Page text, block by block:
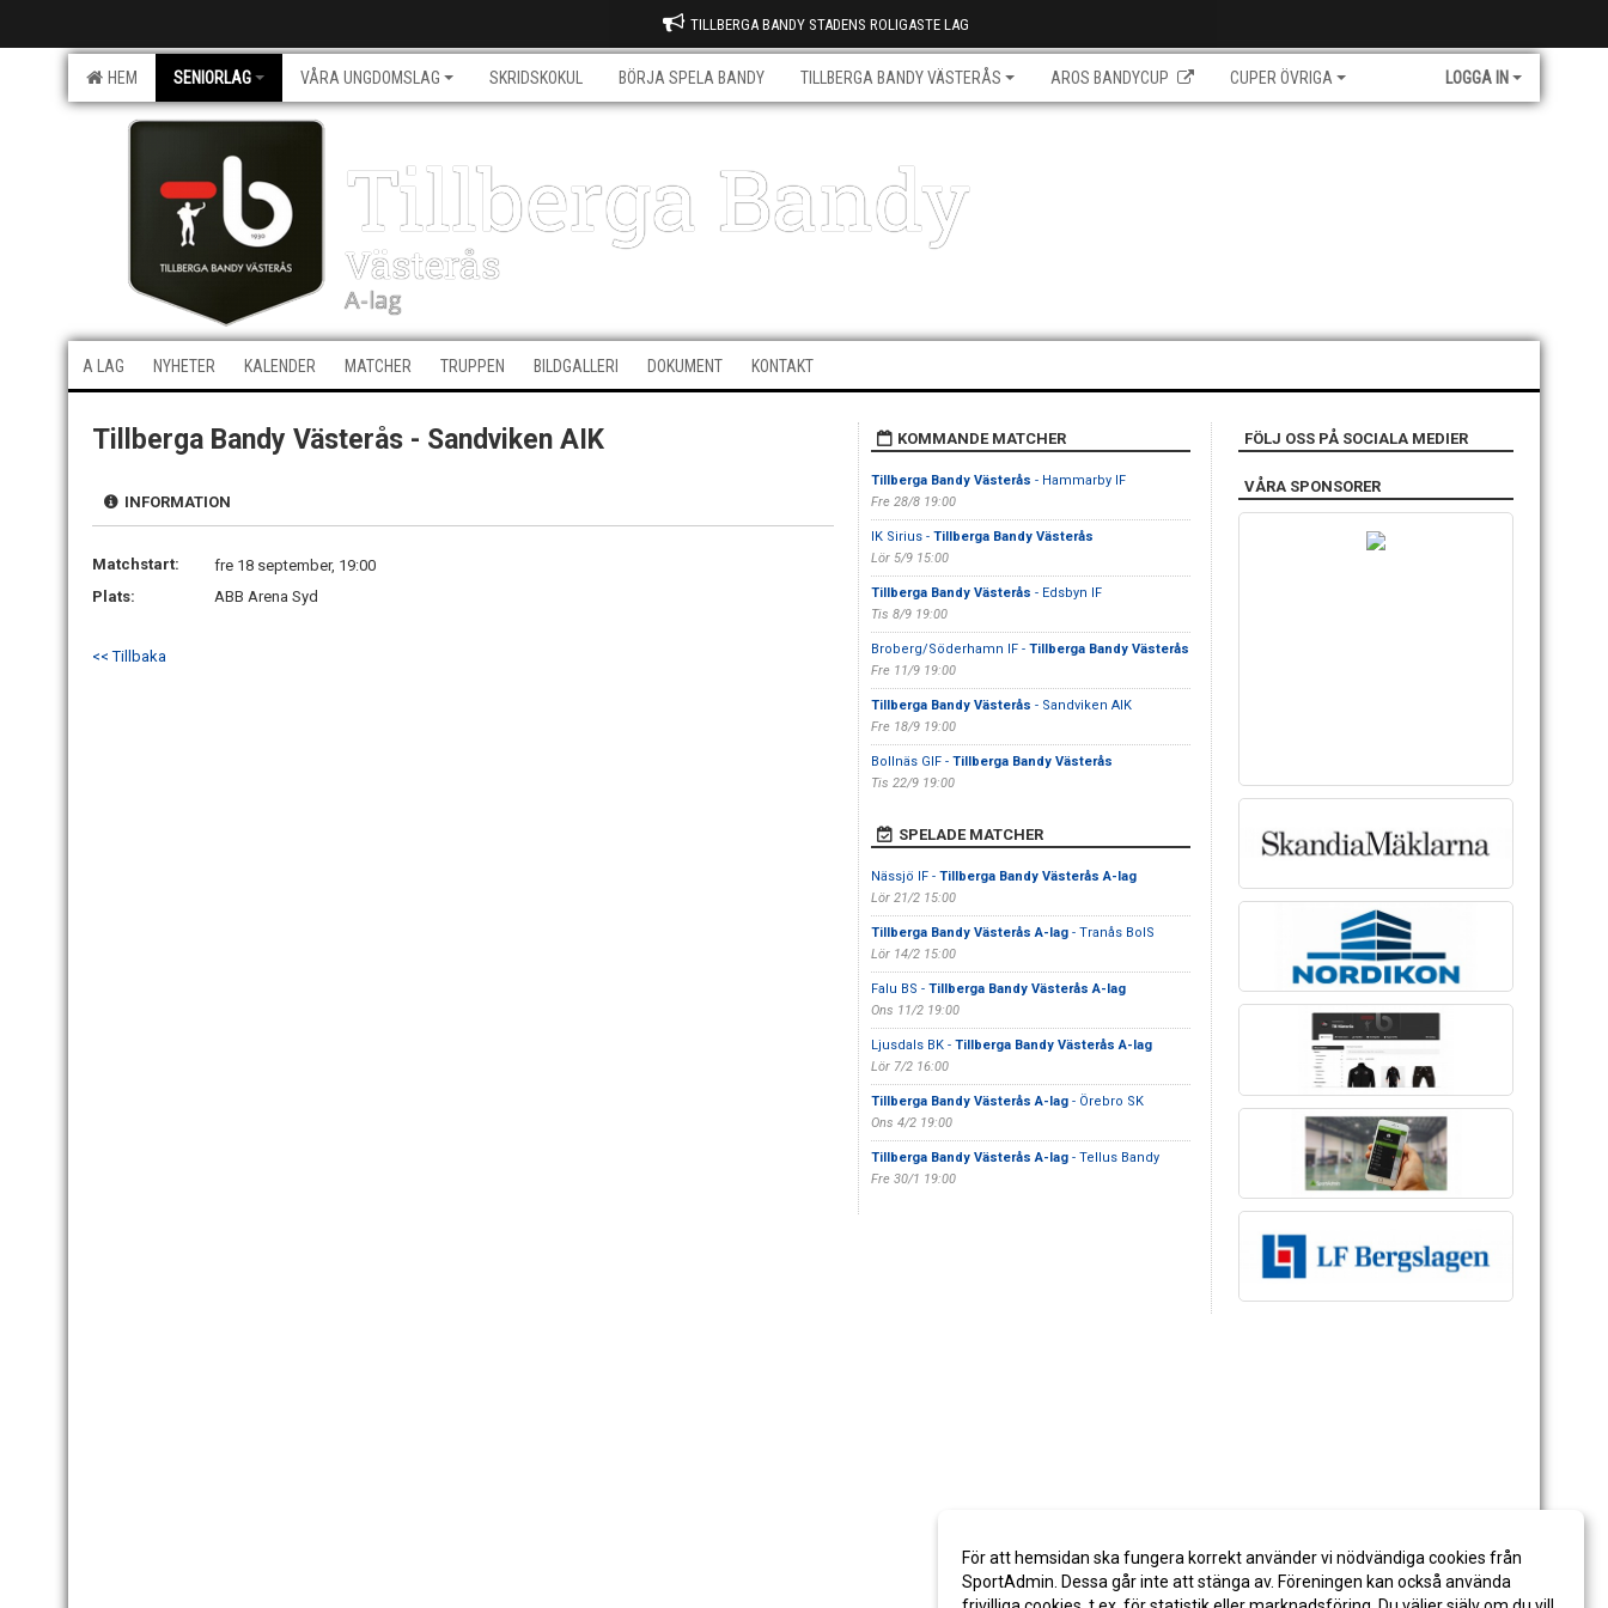
TILLBERGA BANDY STADENS ROLIGASTE LAG
HEM SENIORLAG VÅRA UNGDOMSLAG SKRIDSKOKUL BÖRJA SPELA BANDY TILLBERGA BANDY VÄSTERÅS AROS BANDYCUP CUPER ÖVRIGA LOGGA IN
Tillberga Bandy
Västerås
A-lag
A LAG NYHETER KALENDER MATCHER TRUPPEN BILDGALLERI DOKUMENT KONTAKT
Tillberga Bandy Västerås - Sandviken AIK
INFORMATION
Matchstart:
fre 18 september, 19:00
Plats:
ABB Arena Syd
<< Tillbaka
KOMMANDE MATCHER
Tillberga Bandy Västerås - Hammarby IF
Fre 28/8 19:00
IK Sirius - Tillberga Bandy Västerås
Lör 5/9 15:00
Tillberga Bandy Västerås - Edsbyn IF
Tis 8/9 19:00
Broberg/Söderhamn IF - Tillberga Bandy Västerås
Fre 11/9 19:00
Tillberga Bandy Västerås - Sandviken AIK
Fre 18/9 19:00
Bollnäs GIF - Tillberga Bandy Västerås
Tis 22/9 19:00
SPELADE MATCHER
Nässjö IF - Tillberga Bandy Västerås A-lag
Lör 21/2 15:00
Tillberga Bandy Västerås A-lag- Tranås BoIS
Lör 14/2 15:00
Falu BS - Tillberga Bandy Västerås A-lag
Ons 11/2 19:00
Ljusdals BK - Tillberga Bandy Västerås A-lag
Lör 7/2 16:00
Tillberga Bandy Västerås A-lag- Örebro SK
Ons 4/2 19:00
Tillberga Bandy Västerås A-lag- Tellus Bandy
Fre 30/1 19:00
FÖLJ OSS PÅ SOCIALA MEDIER
VÅRA SPONSORER
För att hemsidan ska fungera korrekt använder vi nödvändiga cookies från
SportAdmin. Dessa går inte att stänga av. Föreningen kan också använda